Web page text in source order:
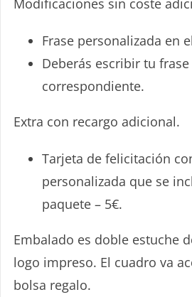
Modificaciones sin coste
Frase personalizada en
Deberás escribir tu
correspondiente.
Extra con recargo adicional.
Tarjeta de felicitación
personalizada que se
paquete – 5€.
Embalado es doble estuche
logo impreso. El cuadro va
bolsa regalo.
35€/70€/